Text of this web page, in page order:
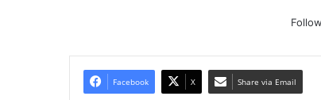
Facebook X Share via Email